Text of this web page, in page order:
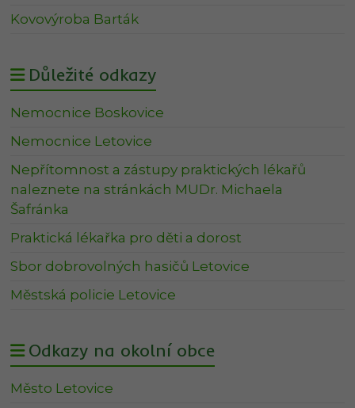
Kovovýroba Barták
Důležité odkazy
Nemocnice Boskovice
Nemocnice Letovice
Nepřítomnost a zástupy praktických lékařů
naleznete na stránkách MUDr. Michaela
Šafránka
Praktická lékařka pro děti a dorost
Sbor dobrovolných hasičů Letovice
Městská policie Letovice
Odkazy na okolní obce
Město Letovice